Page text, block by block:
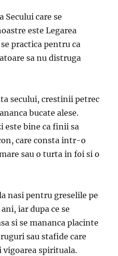
Secului care se
este Legarea
practica pentru ca
sa nu distruga
secului, crestinii petrec
bucate alese.
este bine ca finii sa
care consta intr-o
sau o turta in foi si o
nasi pentru greselile pe
iar dupa ce se
si se mananca placinte
sau stafide care
vigoarea spirituala.